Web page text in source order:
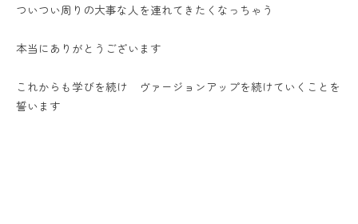
ついつい周りの大事な人を連れてきたくなっちゃう
本当にありがとうございます
これからも学びを続け ヴァージョンアップを続けていくことを
誓います